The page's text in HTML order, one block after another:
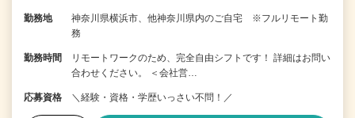
勤務地
神奈川県横浜市、他神奈川県内のご自宅 ※フルリモート勤
務
勤務時間
リモートワークのため、完全自由シフトです！ 詳細はお問い
合わせください。 ＜会社営…
応募資格 ＼経験・資格・学歴いっさい不問！／